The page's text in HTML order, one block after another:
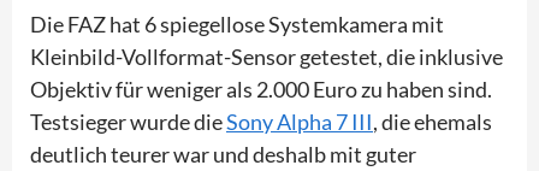
Die FAZ hat 6 spiegellose Systemkamera mit
Kleinbild-Vollformat-Sensor getestet, die inklusive
Objektiv für weniger als 2.000 Euro zu haben sind.
Testsieger wurde dieSony Alpha 7 III, die ehemals
deutlich teurer war und deshalb mit guter